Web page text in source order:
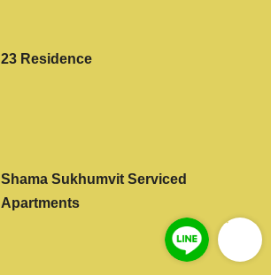
23 Residence
Shama Sukhumvit Serviced
Apartments